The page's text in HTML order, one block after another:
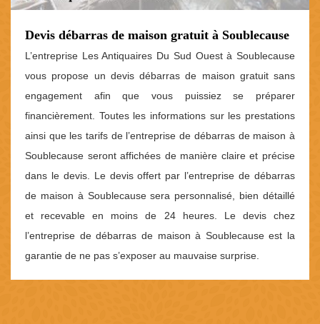
Devis débarras de maison gratuit à Soublecause
L’entreprise Les Antiquaires Du Sud Ouest à Soublecause
vous propose un devis débarras de maison gratuit sans
engagement afin que vous puissiez se préparer
financièrement. Toutes les informations sur les prestations
ainsi que les tarifs de l’entreprise de débarras de maison à
Soublecause seront affichées de manière claire et précise
dans le devis. Le devis offert par l’entreprise de débarras
de maison à Soublecause sera personnalisé, bien détaillé
et recevable en moins de 24 heures. Le devis chez
l’entreprise de débarras de maison à Soublecause est la
garantie de ne pas s’exposer au mauvaise surprise.